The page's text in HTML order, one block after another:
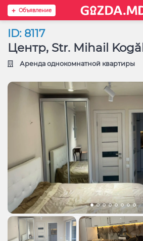
Oбъявление
ID: 8117
Центр, Str. Mihail
Аренда однокомнатной квартиры